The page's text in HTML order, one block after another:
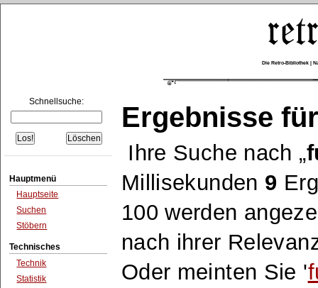
Die Retro-Bibliothek |
Schnellsuche:
Hauptmenü
Hauptseite
Suchen
Stöbern
Technisches
Technik
Statistik
Ergebnisse
Ihre Suche nach
Millisekunden 9
100 werden
nach ihrer
Oder meinten Sie '